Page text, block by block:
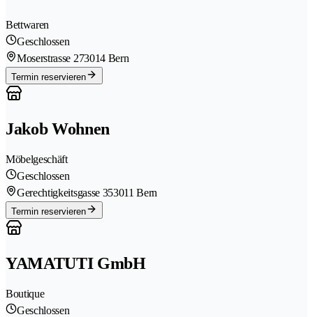
Bettwaren
Geschlossen
Moserstrasse 273014 Bern
Termin reservieren
Jakob Wohnen
Möbelgeschäft
Geschlossen
Gerechtigkeitsgasse 353011 Bern
Termin reservieren
YAMATUTI GmbH
Boutique
Geschlossen